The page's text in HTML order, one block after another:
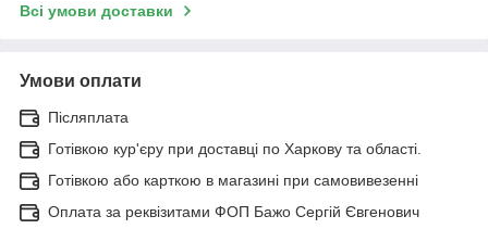
Всі умови доставки
Умови оплати
Післяплата
Готівкою кур'єру при доставці по Харкову та області.
Готівкою або карткою в магазині при самовивезенні
Оплата за реквізитами ФОП Бажо Сергій Євгенович